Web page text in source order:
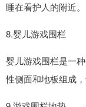
睡在看护人的附近。
8.婴儿游戏围栏
婴儿游戏围栏是一
性侧面和地板组成